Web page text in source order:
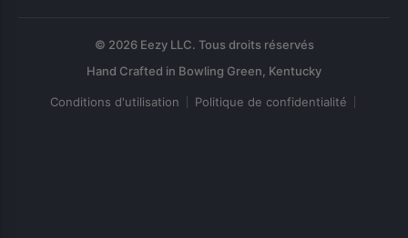
© 2026 Eezy LLC. Tous droits réservés
Conditions d'utilisation Politique de confidentialité